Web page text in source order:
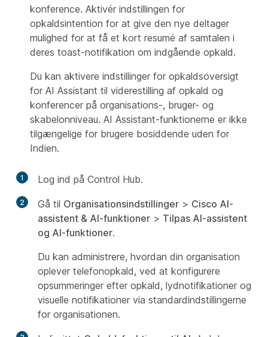
konference. Aktivér indstillingen for
opkaldsintention for at give den nye deltager
mulighed for at få et kort resumé af samtalen i
deres toast-notifikation om indgående opkald.
Du kan aktivere indstillinger for opkaldsoversigt
for AI Assistant til viderestilling af opkald og
konferencer på organisations-, bruger- og
skabelonniveau. AI Assistant-funktionerne er ikke
tilgængelige for brugere bosiddende uden for
Indien.
1 Log ind på Control Hub.
2 Gå til Organisationsindstillinger > Cisco AI-
assistent & AI-funktioner > Tilpas AI-assistent
og AI-funktioner.
Du kan administrere, hvordan din organisation
oplever telefonopkald, ved at konfigurere
opsummeringer efter opkald, lydnotifikationer og
visuelle notifikationer via standardindstillingerne
for organisationen.